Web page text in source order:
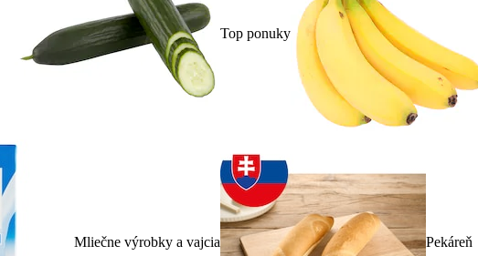
Top ponuky
Mliečne výrobky a vajcia Pekáreň